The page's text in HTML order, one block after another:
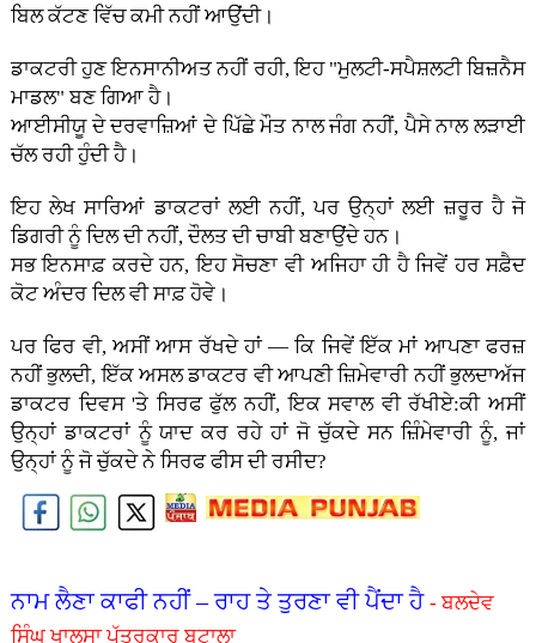
ਬਿਲ ਕੱਟਣ ਵਿੱਚ ਕਮੀ ਨਹੀਂ ਆਉਂਦੀ।
ਡਾਕਟਰੀ ਹੁਣ ਇਨਸਾਨੀਅਤ ਨਹੀਂ ਰਹੀ, ਇਹ "ਮੁਲਟੀ-ਸਪੈਸ਼ਲਟੀ ਬਿਜ਼ਨੈਸ
ਮਾਡਲ" ਬਣ ਗਿਆ ਹੈ।
ਆਈਸੀਯੂ ਦੇ ਦਰਵਾਜ਼ਿਆਂ ਦੇ ਪਿੱਛੇ ਮੌਤ ਨਾਲ ਜੰਗ ਨਹੀਂ, ਪੈਸੇ ਨਾਲ ਲੜਾਈ
ਚੱਲ ਰਹੀ ਹੁੰਦੀ ਹੈ।
ਇਹ ਲੇਖ ਸਾਰਿਆਂ ਡਾਕਟਰਾਂ ਲਈ ਨਹੀਂ, ਪਰ ਉਨ੍ਹਾਂ ਲਈ ਜ਼ਰੂਰ ਹੈ ਜੋ
ਡਿਗਰੀ ਨੂੰ ਦਿਲ ਦੀ ਨਹੀਂ, ਦੌਲਤ ਦੀ ਚਾਬੀ ਬਣਾਉਂਦੇ ਹਨ।
ਸਭ ਇਨਸਾਫ਼ ਕਰਦੇ ਹਨ, ਇਹ ਸੋਚਣਾ ਵੀ ਅਜਿਹਾ ਹੀ ਹੈ ਜਿਵੇਂ ਹਰ ਸਫ਼ੈਦ
ਕੋਟ ਅੰਦਰ ਦਿਲ ਵੀ ਸਾਫ਼ ਹੋਵੇ।
ਪਰ ਫਿਰ ਵੀ, ਅਸੀਂ ਆਸ ਰੱਖਦੇ ਹਾਂ — ਕਿ ਜਿਵੇਂ ਇੱਕ ਮਾਂ ਆਪਣਾ ਫਰਜ਼
ਨਹੀਂ ਭੁਲਦੀ, ਇੱਕ ਅਸਲ ਡਾਕਟਰ ਵੀ ਆਪਣੀ ਜ਼ਿਮੇਵਾਰੀ ਨਹੀਂ ਭੁਲਦਾਅੱਜ
ਡਾਕਟਰ ਦਿਵਸ 'ਤੇ ਸਿਰਫ ਫੁੱਲ ਨਹੀਂ, ਇਕ ਸਵਾਲ ਵੀ ਰੱਖੀਏ:ਕੀ ਅਸੀਂ
ਉਨ੍ਹਾਂ ਡਾਕਟਰਾਂ ਨੂੰ ਯਾਦ ਕਰ ਰਹੇ ਹਾਂ ਜੋ ਚੁੱਕਦੇ ਸਨ ਜ਼ਿੰਮੇਵਾਰੀ ਨੂੰ, ਜਾਂ
ਉਨ੍ਹਾਂ ਨੂੰ ਜੋ ਚੁੱਕਦੇ ਨੇ ਸਿਰਫ ਫੀਸ ਦੀ ਰਸੀਦ?
ਨਾਮ ਲੈਣਾ ਕਾਫੀ ਨਹੀਂ – ਰਾਹ ਤੇ ਤੁਰਣਾ ਵੀ ਪੈਂਦਾ ਹੈ - ਬਲਦੇਵ
ਸਿੰਘ ਖਾਲਸਾ ਪੱਤਰਕਾਰ ਬਟਾਲਾ